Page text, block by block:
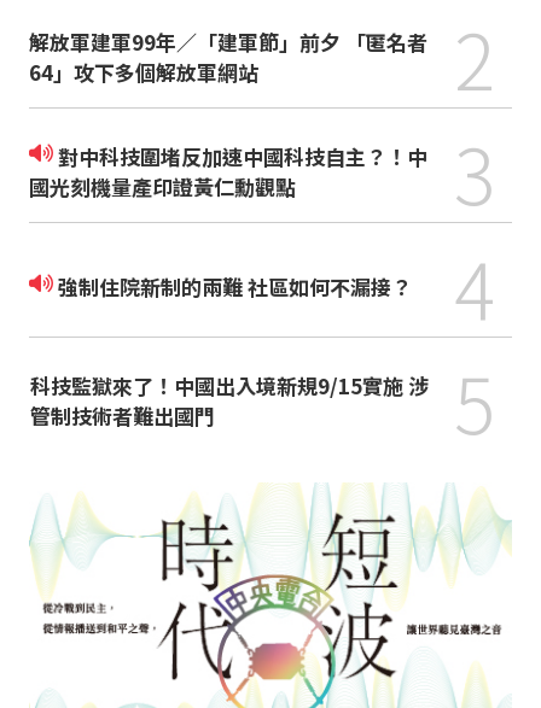
解放軍建軍99年／「建軍節」前夕 「匿名者
64」攻下多個解放軍網站
2
對中科技圍堵反加速中國科技自主？！中
國光刻機量產印證黃仁勳觀點
3
強制住院新制的兩難 社區如何不漏接？ 4
科技監獄來了！中國出入境新規9/15實施 涉
管制技術者難出國門
5